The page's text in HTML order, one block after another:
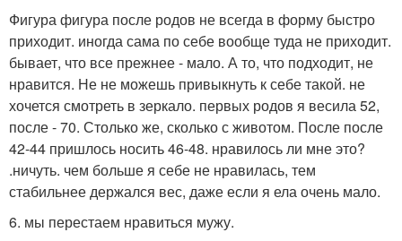
Фигура фигура после родов не всегда в форму быстро
приходит. иногда сама по себе вообще туда не приходит.
бывает, что все прежнее - мало. А то, что подходит, не
нравится. Не не можешь привыкнуть к себе такой. не
хочется смотреть в зеркало. первых родов я весила 52,
после - 70. Столько же, сколько с животом. После после
42-44 пришлось носить 46-48. нравилось ли мне это?
.ничуть. чем больше я себе не нравилась, тем
стабильнее держался вес, даже если я ела очень мало.
6. мы перестаем нравиться мужу.